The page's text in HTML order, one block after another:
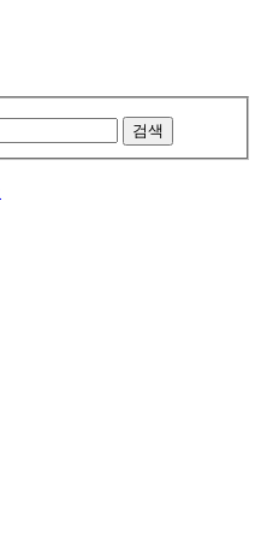
검색